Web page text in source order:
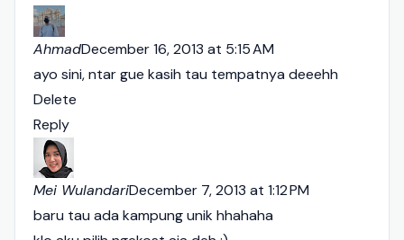
AhmadDecember 16, 2013 at 5:15 AM
ayo sini, ntar gue kasih tau tempatnya deeehh
Delete
Reply
Mei WulandariDecember 7, 2013 at 1:12 PM
baru tau ada kampung unik hhahaha